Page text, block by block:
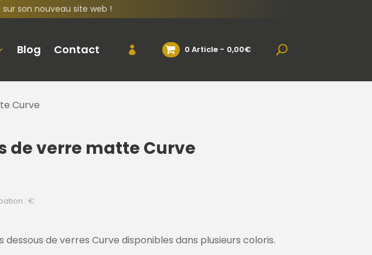
son nouveau site web !
Blog Contact 0 Article 0,00€
Curve
de verre matte Curve
: €
dessous de verres Curve disponibles dans plusieurs coloris.